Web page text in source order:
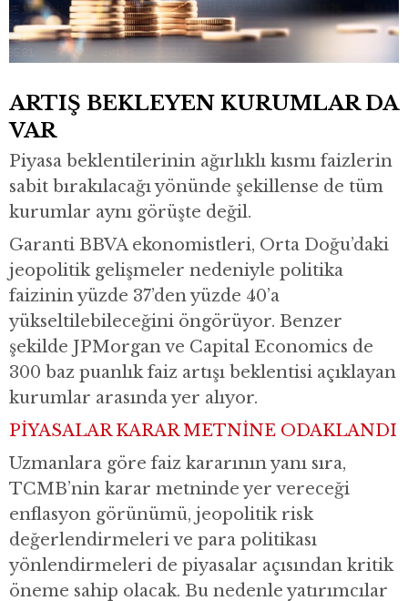
ARTIŞ BEKLEYEN KURUMLAR DA
VAR
Piyasa beklentilerinin ağırlıklı kısmı faizlerin
sabit bırakılacağı yönünde şekillense de tüm
kurumlar aynı görüşte değil.
Garanti BBVAekonomistleri, Orta Doğu’daki
jeopolitik gelişmeler nedeniyle politika
faizinin yüzde 37’den yüzde 40’a
yükseltilebileceğini öngörüyor. Benzer
şekilde JPMorganve Capital Economics de
300 baz puanlık faiz artışı beklentisi açıklayan
kurumlar arasında yer alıyor.
PİYASALAR KARAR METNİNE ODAKLANDI
Uzmanlara göre faiz kararının yanı sıra,
TCMB’nin karar metninde yer vereceği
enflasyon görünümü, jeopolitik risk
değerlendirmeleri ve para politikası
yönlendirmeleri de piyasalar açısından kritik
öneme sahip olacak. Bu nedenle yatırımcılar